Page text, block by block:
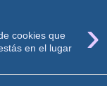
›
cookies que
en el lugar